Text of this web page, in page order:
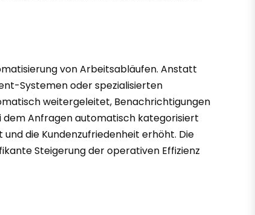
von Arbeitsabläufen. Anstatt
Systemen oder spezialisierten
weitergeleitet, Benachrichtigungen
dem Anfragen automatisch kategorisiert
die Kundenzufriedenheit erhöht. Die
Steigerung der operativen Effizienz